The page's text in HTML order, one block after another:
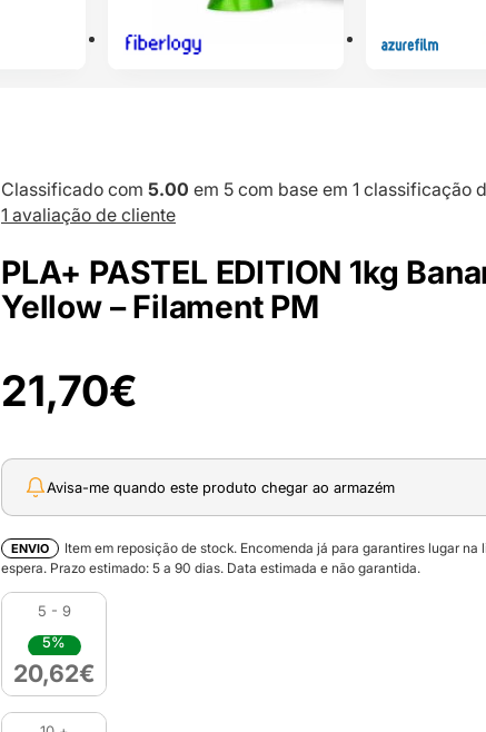
Classificado com 5.00 em 5 com base em 1 classificação
1 avaliação de cliente
PLA+ PASTEL EDITION 1kg
Yellow – Filament PM
21,70€
Avisa-me quando este produto chegar ao armazém
ENVIO
Item em reposição de stock. Encomenda já para garantires lugar na
espera. Prazo estimado: 5 a 90 dias. Data estimada e não garantida.
5 - 9
5%
20,62€